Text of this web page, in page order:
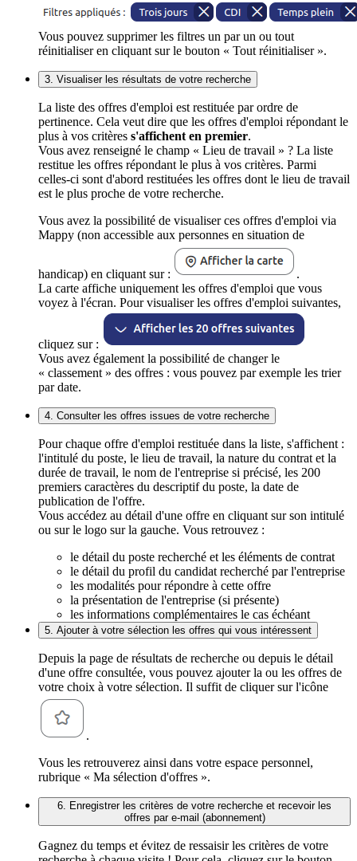
Vous pouvez supprimer les filtres un par un ou tout
réinitialiser en cliquant sur le bouton « Tout réinitialiser ».
3. Visualiser les résultats de votre recherche
La liste des offres d'emploi est restituée par ordre de
pertinence. Cela veut dire que les offres d'emploi répondant le
plus à vos critères s'affichent en premier.
Vous avez renseigné le champ « Lieu de travail » ? La liste
restitue les offres répondant le plus à vos critères. Parmi
celles-ci sont d'abord restituées les offres dont le lieu de travail
est le plus proche de votre recherche.
Vous avez la possibilité de visualiser ces offres d'emploi via
Mappy (non accessible aux personnes en situation de
handicap) en cliquant sur :
.
La carte affiche uniquement les offres d'emploi que vous
voyez à l'écran. Pour visualiser les offres d'emploi suivantes,
cliquez sur :
Vous avez également la possibilité de changer le
« classement » des offres : vous pouvez par exemple les trier
par date.
4. Consulter les offres issues de votre recherche
Pour chaque offre d'emploi restituée dans la liste, s'affichent :
l'intitulé du poste, le lieu de travail, la nature du contrat et la
durée de travail, le nom de l'entreprise si précisé, les 200
premiers caractères du descriptif du poste, la date de
publication de l'offre.
Vous accédez au détail d'une offre en cliquant sur son intitulé
ou sur le logo sur la gauche. Vous retrouvez :
le détail du poste recherché et les éléments de contrat
le détail du profil du candidat recherché par l'entreprise
les modalités pour répondre à cette offre
la présentation de l'entreprise (si présente)
les informations complémentaires le cas échéant
5. Ajouter à votre sélection les offres qui vous intéressent
Depuis la page de résultats de recherche ou depuis le détail
d'une offre consultée, vous pouvez ajouter la ou les offres de
votre choix à votre sélection. Il suffit de cliquer sur l'icône
.
Vous les retrouverez ainsi dans votre espace personnel,
rubrique « Ma sélection d'offres ».
6. Enregistrer les critères de votre recherche et recevoir les
offres par e-mail (abonnement)
Gagnez du temps et évitez de ressaisir les critères de votre